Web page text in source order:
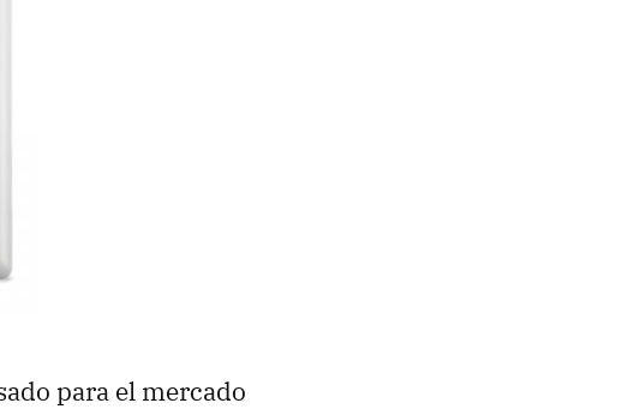
para el mercado